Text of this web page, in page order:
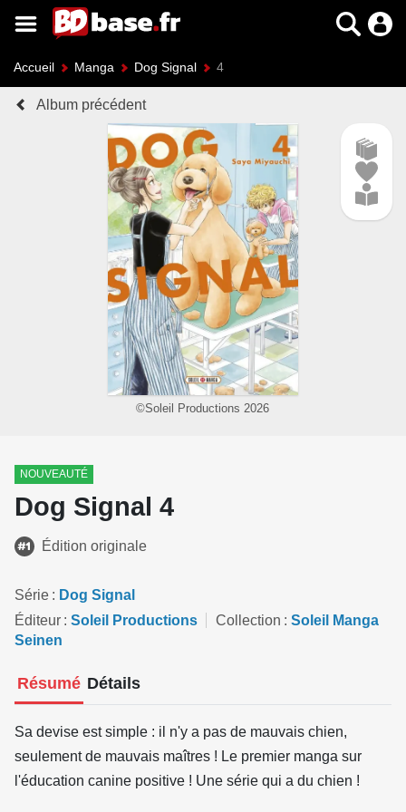
Accueil Manga Dog Signal 4
Album précédent
©Soleil Productions 2026
NOUVEAUTÉ
Dog Signal 4
Édition originale
Série
Dog Signal
Éditeur
Soleil Productions Collection
Soleil Manga
Seinen
Résumé Détails
Sa devise est simple : il n'y a pas de mauvais chien,
seulement de mauvais maîtres ! Le premier manga sur
l'éducation canine positive ! Une série qui a du chien !